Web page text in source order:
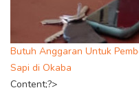
Butuh Anggaran Untuk
Sapi di Okaba
Content;?>